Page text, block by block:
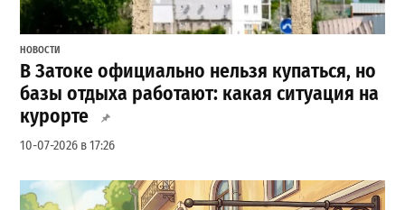
НОВОСТИ
В Затоке официально нельзя купаться, но
базы отдыха работают: какая ситуация на
курорте
10-07-2026 в 17:26